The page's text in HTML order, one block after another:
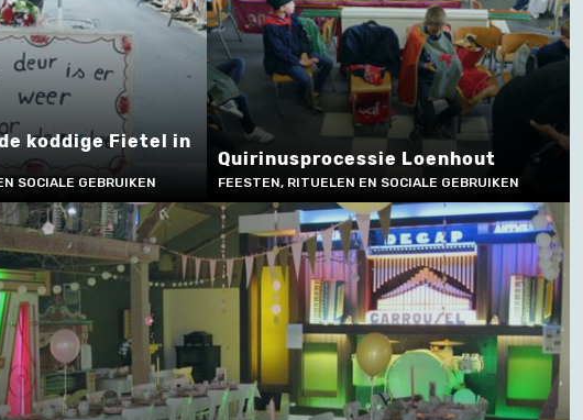
koddige Fietel in
SOCIALE GEBRUIKEN
Quirinusprocessie Loenhout
FEESTEN, RITUELEN EN SOCIALE GEBRUIKEN